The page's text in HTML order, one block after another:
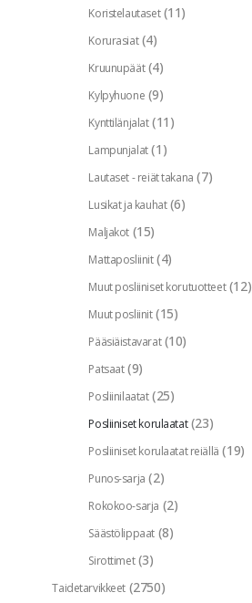
Koristelautaset (11)
Korurasiat (4)
Kruunupäät (4)
Kylpyhuone (9)
Kynttilänjalat (11)
Lampunjalat (1)
Lautaset - reiät takana (7)
Lusikat ja kauhat (6)
Maljakot (15)
Mattaposliinit (4)
Muut posliiniset korutuotteet (12)
Muut posliinit (15)
Pääsiäistavarat (10)
Patsaat (9)
Posliinilaatat (25)
Posliiniset korulaatat (23)
Posliiniset korulaatat reiällä (19)
Punos-sarja (2)
Rokokoo-sarja (2)
Säästölippaat (8)
Sirottimet (3)
Taidetarvikkeet (2750)